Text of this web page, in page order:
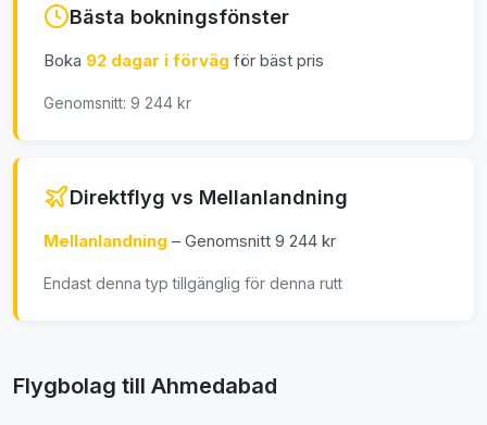
Bästa bokningsfönster
Boka 92 dagar i förväg för bäst pris
Genomsnitt: 9 244 kr
Direktflyg vs Mellanlandning
Mellanlandning – Genomsnitt 9 244 kr
Endast denna typ tillgänglig för denna rutt
Flygbolag till Ahmedabad